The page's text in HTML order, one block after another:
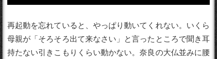
再起動を忘れていると、やっぱり動いてくれない。いくら
母親が「そろそろ出て来なさい」と言ったところで聞き耳
持たない引きこもりくらい動かない。奈良の大仏並みに腰